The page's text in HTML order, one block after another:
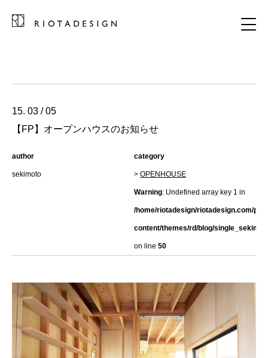
15. 03 / 05
【FP】オープンハウスのお知らせ
author
sekimoto
category
> OPENHOUSE
Warning: Undefined array key 1 in
/home/riotadesign/riotadesign.com/
content/themes/rd/blog/
on line 50